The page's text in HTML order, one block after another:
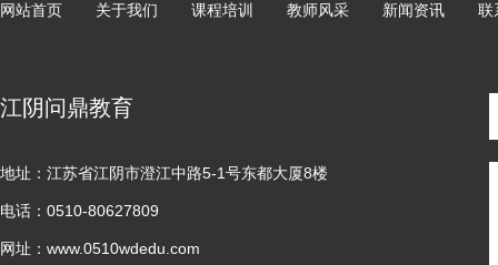
网站首页 关于我们 课程培训 教师风采 新闻资讯 联
江阴问鼎教育
地址：江苏省江阴市澄江中路5-1号东都大厦8楼
电话：0510-80627809
网址：www.0510wdedu.com